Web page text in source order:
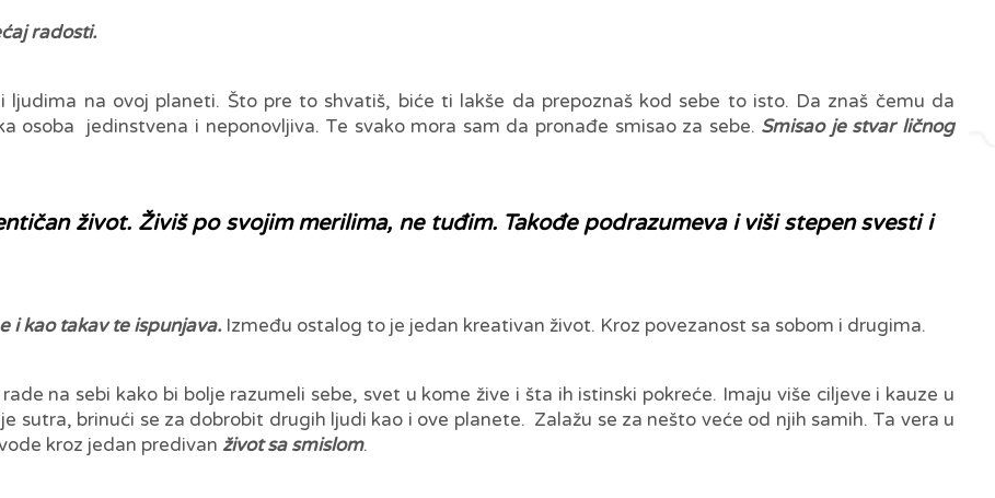
radosti.
na ovoj planeti. Što pre to shvatiš, biće ti lakše da prepoznaš kod sebe to isto. Da znaš čemu da
osoba jedinstvena i neponovljiva. Te svako mora sam da pronađe smisao za sebe. Smisao je stvar ličnog
život. Živiš po svojim merilima, ne tuđim. Takođe podrazumeva i viši stepen svesti i
i kao takav te ispunjava.Između ostalog to je jedan kreativan život. Kroz povezanost sa sobom i drugima.
na sebi kako bi bolje razumeli sebe, svet u kome žive i šta ih istinski pokreće. Imaju više ciljeve i kauze u
sutra, brinući se za dobrobit drugih ljudi kao i ove planete. Zalažu se za nešto veće od njih samih. Ta vera u
kroz jedan predivan život sa smislom.